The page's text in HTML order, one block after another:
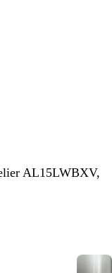
AL15LWBXV,